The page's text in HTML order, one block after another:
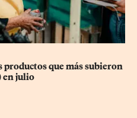
productos que más subieron
en julio